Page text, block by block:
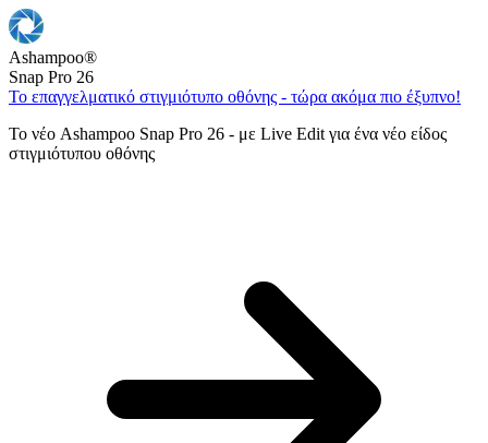
Ashampoo®
Snap Pro 26
Το επαγγελματικό στιγμιότυπο οθόνης - τώρα ακόμα πιο έξυπνο!
Το νέο Ashampoo Snap Pro 26 - με Live Edit για ένα νέο είδος
στιγμιότυπου οθόνης